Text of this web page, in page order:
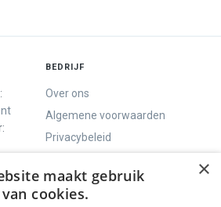
BEDRIJF
Over ons
Algemene voorwaarden
Privacybeleid
×
maakt gebruik
van cookies.